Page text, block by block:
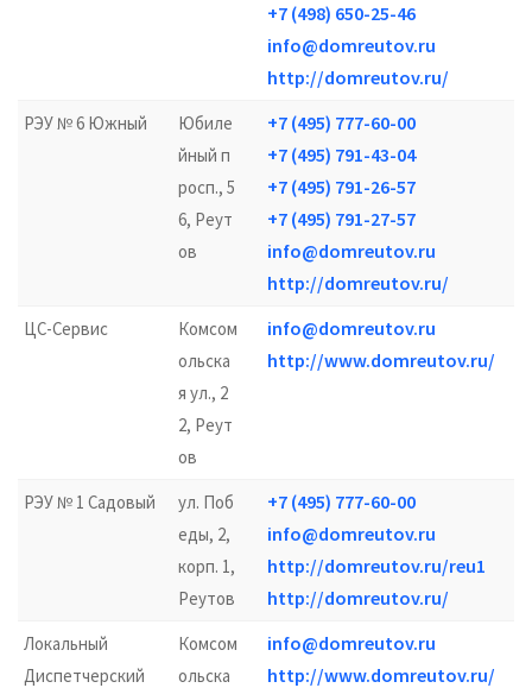
+7 (498) 650-25-46
info@domreutov.ru
http://domreutov.ru/
РЭУ № 6 Южный
Юбиле
йный п
росп., 5
6, Реут
ов
+7 (495) 777-60-00
+7 (495) 791-43-04
+7 (495) 791-26-57
+7 (495) 791-27-57
info@domreutov.ru
http://domreutov.ru/
ЦС-Сервис
Комсом
ольска
я ул., 2
2, Реут
ов
info@domreutov.ru
http://www.domreutov.ru/
РЭУ № 1 Садовый
ул. Поб
еды, 2,
корп. 1,
Реутов
+7 (495) 777-60-00
info@domreutov.ru
http://domreutov.ru/reu1
http://domreutov.ru/
Локальный
Диспетчерский
Комсом
ольска
info@domreutov.ru
http://www.domreutov.ru/